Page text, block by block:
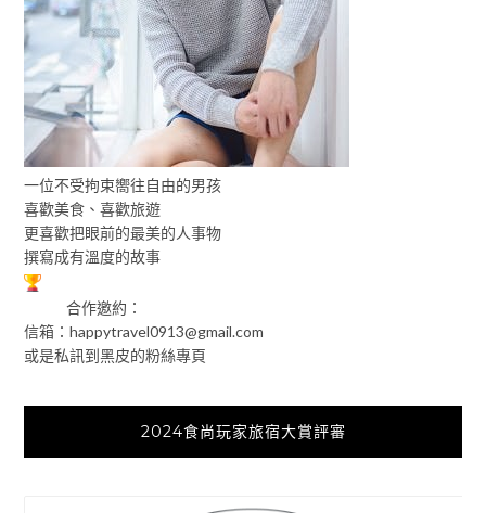
一位不受拘束嚮往自由的男孩
喜歡美食、喜歡旅遊
更喜歡把眼前的最美的人事物
撰寫成有溫度的故事
合作邀約：
信箱：happytravel0913@gmail.com
或是私訊到黑皮的粉絲專頁
2024食尚玩家旅宿大賞評審